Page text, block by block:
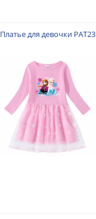
Платье для девочки PAT23